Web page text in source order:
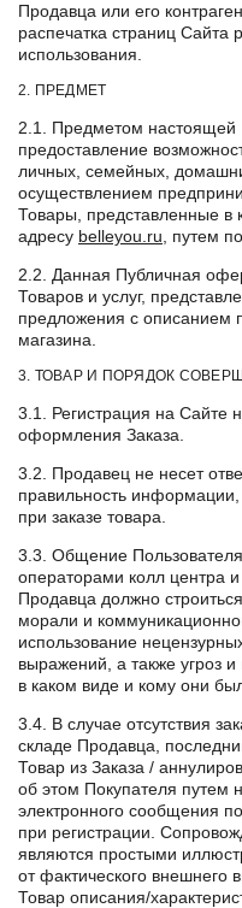
Продавца или его
распечатка страниц Сайта
использования.
2. ПРЕДМЕТ
2.1. Предметом настоящей
предоставление
личных, семейных,
осуществлением
Товары, представленные в
адресу belleyou.ru , путем
2.2. Данная Публичная
Товаров и услуг,
предложения с описанием
магазина.
3. ТОВАР И ПОРЯДОК
3.1. Регистрация на Сайте
оформления Заказа.
3.2. Продавец не несет
правильность
при заказе товара.
3.3. Общение
операторами колл центра
Продавца должно
морали и
использование
выражений, а также угроз и
в каком виде и кому они
3.4. В случае отсутствия
складе Продавца,
Товар из Заказа /
об этом Покупателя путем
электронного сообщения
при регистрации.
являются простыми
от фактического
Товар описания/